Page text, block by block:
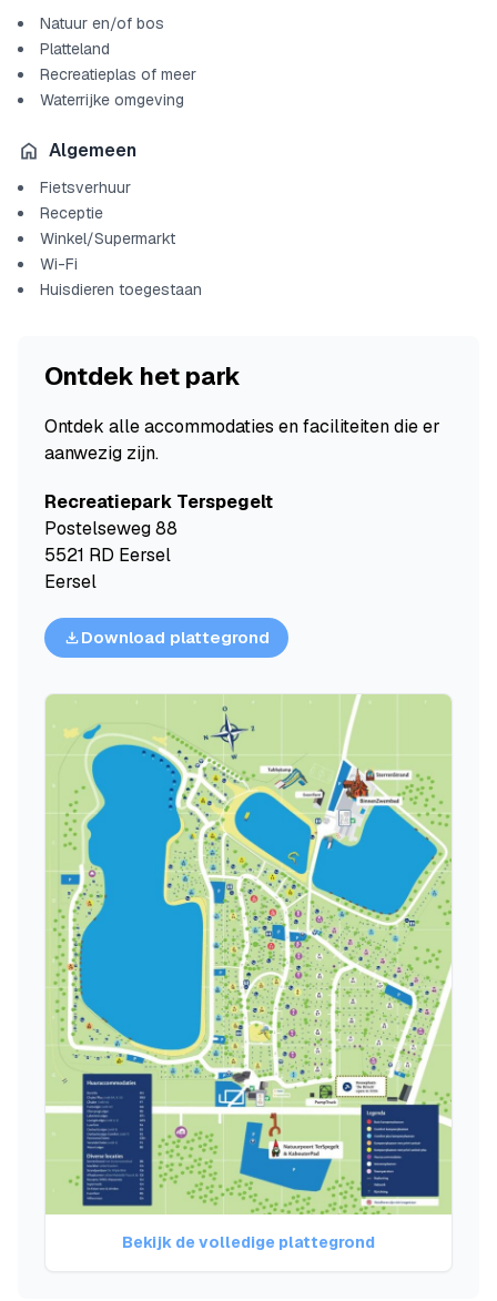
Natuur en/of bos
Platteland
Recreatieplas of meer
Waterrijke omgeving
Algemeen
Fietsverhuur
Receptie
Winkel/Supermarkt
Wi-Fi
Huisdieren toegestaan
Ontdek het park
Ontdek alle accommodaties en faciliteiten die er
aanwezig zijn.
Recreatiepark Terspegelt
Postelseweg 88
5521 RD Eersel
Eersel
Download plattegrond
Bekijk de volledige plattegrond